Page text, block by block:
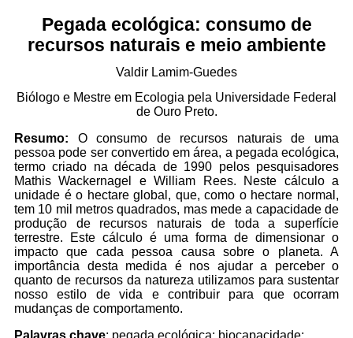
Pegada ecológica: consumo de
recursos naturais e meio ambiente
Valdir Lamim-Guedes
Biólogo e Mestre em Ecologia pela Universidade Federal
de Ouro Preto.
Resumo: O consumo de recursos naturais de uma
pessoa pode ser convertido em área, a pegada ecológica,
termo criado na década de 1990 pelos pesquisadores
Mathis Wackernagel e William Rees. Neste cálculo a
unidade é o hectare global, que, como o hectare normal,
tem 10 mil metros quadrados, mas mede a capacidade de
produção de recursos naturais de toda a superfície
terrestre. Este cálculo é uma forma de dimensionar o
impacto que cada pessoa causa sobre o planeta. A
importância desta medida é nos ajudar a perceber o
quanto de recursos da natureza utilizamos para sustentar
nosso estilo de vida e contribuir para que ocorram
mudanças de comportamento.
Palavras chave: pegada ecológica; biocapacidade;